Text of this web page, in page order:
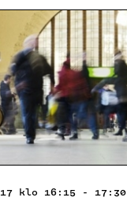
klo 16:15 - 17:30